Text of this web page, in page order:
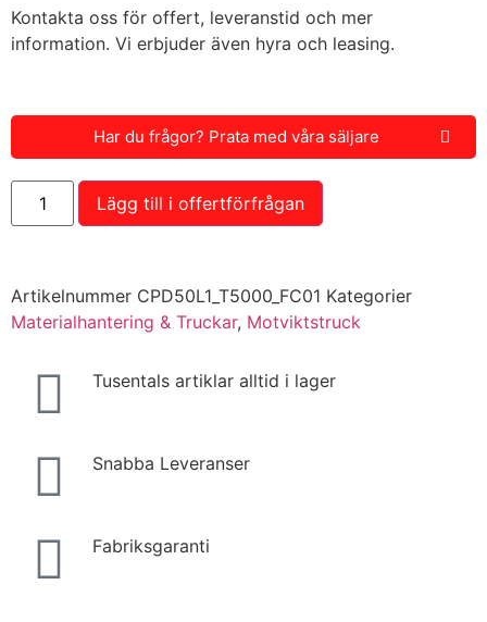
Kontakta oss för offert, leveranstid och mer
information. Vi erbjuder även hyra och leasing.
Har du frågor? Prata med våra säljare
Lägg till i offertförfrågan
Artikelnummer CPD50L1_T5000_FC01 Kategorier
Materialhantering & Truckar, Motviktstruck
Tusentals artiklar alltid i lager
Snabba Leveranser
Fabriksgaranti